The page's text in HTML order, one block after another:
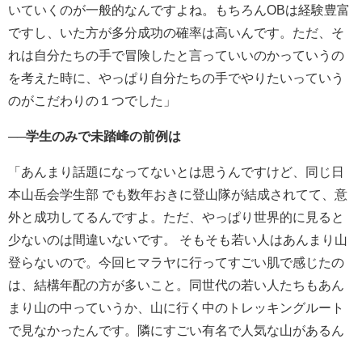
いていくのが一般的なんですよね。もちろんOBは経験豊富
ですし、いた方が多分成功の確率は高いんです。ただ、そ
れは自分たちの手で冒険したと言っていいのかっていうの
を考えた時に、やっぱり自分たちの手でやりたいっていう
のがこだわりの１つでした」
──学生のみで未踏峰の前例は
「あんまり話題になってないとは思うんですけど、同じ日
本山岳会学生部 でも数年おきに登山隊が結成されてて、意
外と成功してるんですよ。ただ、やっぱり世界的に見ると
少ないのは間違いないです。 そもそも若い人はあんまり山
登らないので。今回ヒマラヤに行ってすごい肌で感じたの
は、結構年配の方が多いこと。同世代の若い人たちもあん
まり山の中っていうか、山に行く中のトレッキングルート
で見なかったんです。隣にすごい有名で人気な山があるん